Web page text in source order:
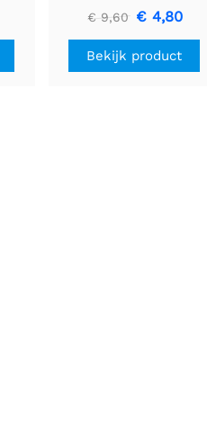
/ vloeistofniveausensor
voor Arduino
€ 9,60 € 4,80
Bekijk product